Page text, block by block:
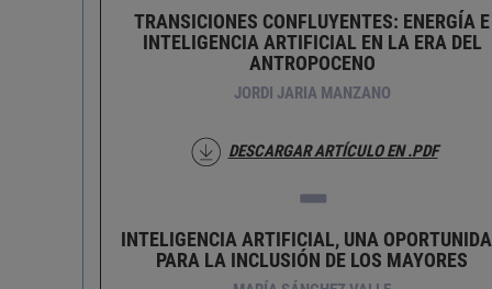
TRANSICIONES CONFLUYENTES: ENERGÍA E
INTELIGENCIA ARTIFICIAL EN LA ERA DEL
ANTROPOCENO
JORDI JARIA MANZANO
DESCARGAR ARTÍCULO EN .PDF
INTELIGENCIA ARTIFICIAL, UNA
PARA LA INCLUSIÓN DE LOS MAYORES